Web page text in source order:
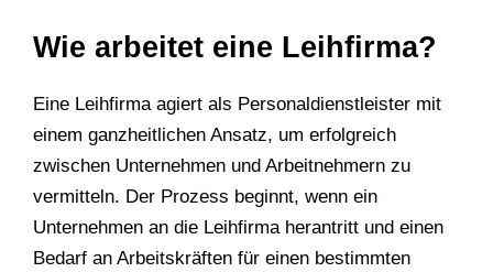
Wie arbeitet eine Leihfirma?
Eine Leihfirma agiert als Personaldienstleister mit
einem ganzheitlichen Ansatz, um erfolgreich
zwischen Unternehmen und Arbeitnehmern zu
vermitteln. Der Prozess beginnt, wenn ein
Unternehmen an die Leihfirma herantritt und einen
Bedarf an Arbeitskräften für einen bestimmten